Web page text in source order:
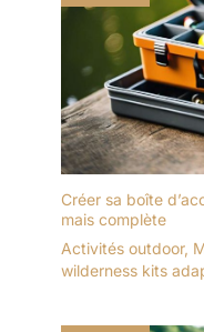
Créer sa boîte
mais complète
Activités outdoor,
wilderness kits